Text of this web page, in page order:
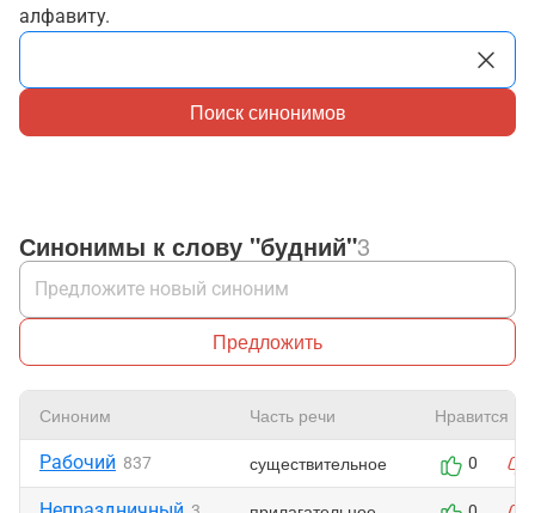
алфавиту.
Поиск синонимов
Синонимы к слову "будний"3
Предложить
Синоним Часть речи Нравится
Рабочий 837 существительное 0